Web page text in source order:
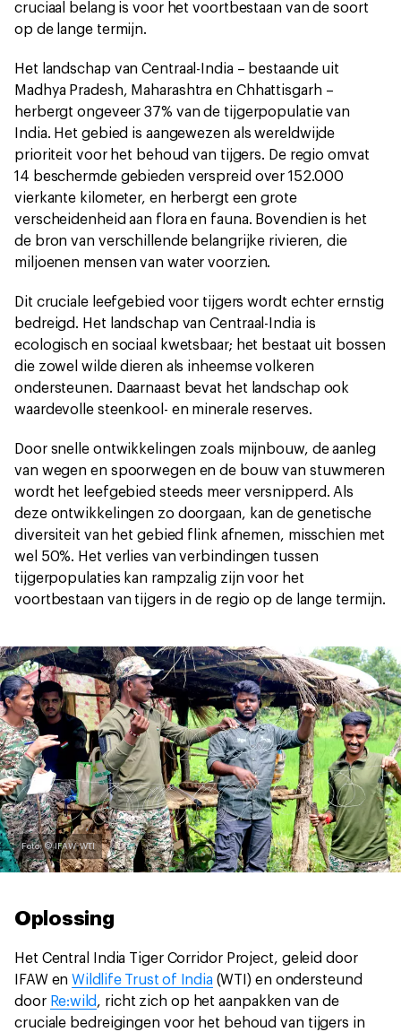
cruciaal belang is voor het voortbestaan van de soort
op de lange termijn.
Het landschap van Centraal-India – bestaande uit
Madhya Pradesh, Maharashtra en Chhattisgarh –
herbergt ongeveer 37% van de tijgerpopulatie van
India. Het gebied is aangewezen als wereldwijde
prioriteit voor het behoud van tijgers. De regio omvat
14 beschermde gebieden verspreid over 152.000
vierkante kilometer, en herbergt een grote
verscheidenheid aan flora en fauna. Bovendien is het
de bron van verschillende belangrijke rivieren, die
miljoenen mensen van water voorzien.
Dit cruciale leefgebied voor tijgers wordt echter ernstig
bedreigd. Het landschap van Centraal-India is
ecologisch en sociaal kwetsbaar; het bestaat uit bossen
die zowel wilde dieren als inheemse volkeren
ondersteunen. Daarnaast bevat het landschap ook
waardevolle steenkool- en minerale reserves.
Door snelle ontwikkelingen zoals mijnbouw, de aanleg
van wegen en spoorwegen en de bouw van stuwmeren
wordt het leefgebied steeds meer versnipperd. Als
deze ontwikkelingen zo doorgaan, kan de genetische
diversiteit van het gebied flink afnemen, misschien met
wel 50%. Het verlies van verbindingen tussen
tijgerpopulaties kan rampzalig zijn voor het
voortbestaan van tijgers in de regio op de lange termijn.
Foto: © IFAW-WTI
Oplossing
Het Central India Tiger Corridor Project, geleid door
IFAW en Wildlife Trust of India(WTI) en ondersteund
door Re:wild, richt zich op het aanpakken van de
cruciale bedreigingen voor het behoud van tijgers in